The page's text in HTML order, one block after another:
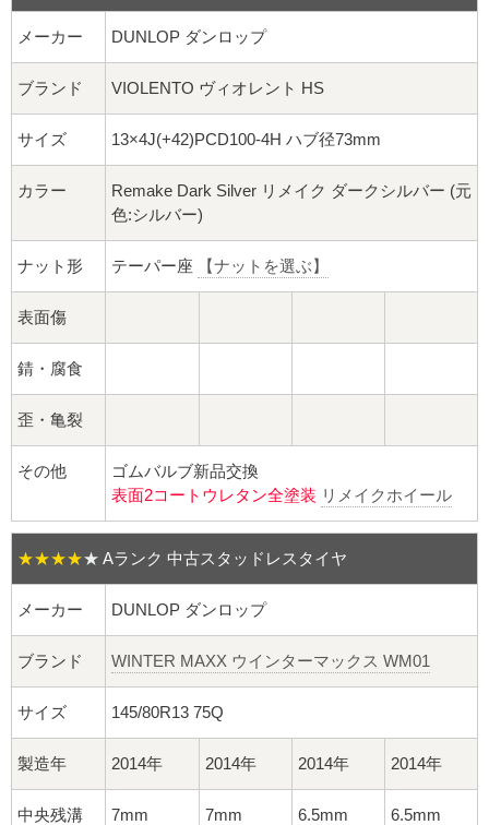
ホイールナット
平面座ナット
ロング平面ナット
球面座ナット
貫通ナット
袋ナット
ロング袋ナット
ショート袋ナット
スチール鉄ホイール
持ち込み交換工賃
メーカー DUNLOP ダンロップ
ブランド VIOLENTO ヴィオレント HS
サイズ 13×4J(+42)PCD100-4H ハブ径73mm
カラー
Remake Dark Silver リメイク ダークシルバー (元
色:シルバー)
ナット形 テーパー座 【ナットを選ぶ】
表面傷
錆・腐食
歪・亀裂
その他
ゴムバルブ新品交換
表面2コートウレタン全塗装 リメイクホイール
★★★★★ Aランク 中古スタッドレスタイヤ
メーカー DUNLOP ダンロップ
ブランド WINTER MAXX ウインターマックス WM01
サイズ 145/80R13 75Q
製造年 2014年 2014年 2014年 2014年
中央残溝 7mm 7mm 6.5mm 6.5mm